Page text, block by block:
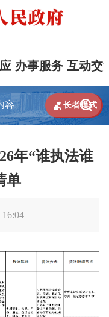
办事服务 互动交

 长者模式
年“谁执法谁
单
16:04